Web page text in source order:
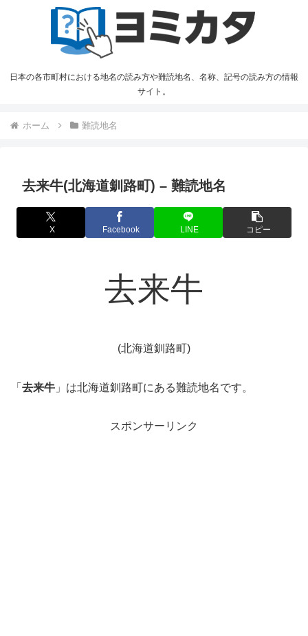
日本の各市町村における地名の読み方や難読地名、名称、記号の読み方の情報
サイト。
ホーム 難読地名
去来牛(北海道釧路町) – 難読地名
X Facebook LINE コピー
去来牛
(北海道釧路町)
「 去来牛 」は北海道釧路町にある難読地名です。
スポンサーリンク